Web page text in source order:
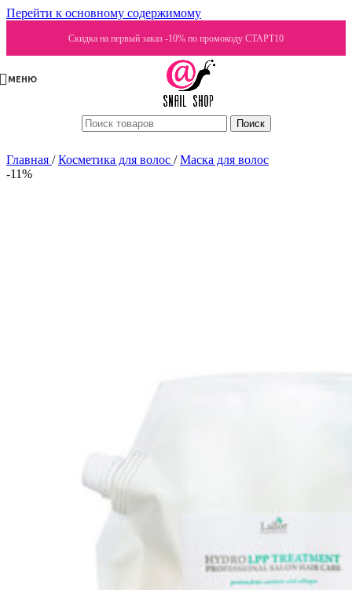
Перейти к основному содержимому
Скидка на первый заказ -10% по промокоду СТАРТ10
МЕНЮ
Поиск
Главная / Косметика для волос / Маска для волос
-11%